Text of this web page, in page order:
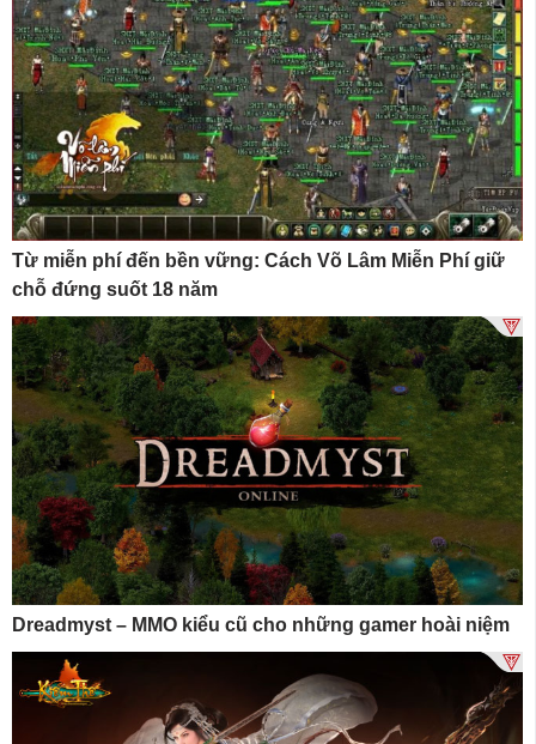
Từ miễn phí đến bền vững: Cách Võ Lâm Miễn Phí giữ
chỗ đứng suốt 18 năm
Dreadmyst – MMO kiểu cũ cho những gamer hoài niệm